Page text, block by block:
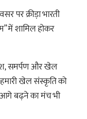
पर क्रीड़ा भारती
में शामिल होकर
समर्पण और खेल
खेल संस्कृति को
आगे बढ़ने का मंच भी